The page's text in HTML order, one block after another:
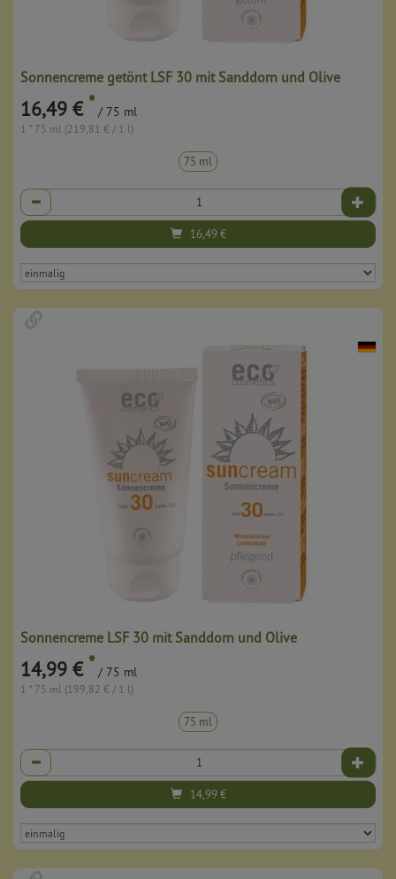
Sonnencreme getönt LSF 30 mit Sanddorn und Olive
16,49 € * / 75 ml
1 * 75 ml (219,81 € / 1 l)
75 ml
Anzahl
16,49€
Sonnencreme LSF 30 mit Sanddorn und Olive
14,99 € * / 75 ml
1 * 75 ml (199,82 € / 1 l)
75 ml
Anzahl
14,99€